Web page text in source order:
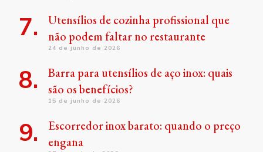
Utensílios de cozinha profissional que
não podem faltar no restaurante
24 de junho de 2026
Barra para utensílios de aço inox: quais
são os benefícios?
15 de junho de 2026
Escorredor inox barato: quando o preço
engana